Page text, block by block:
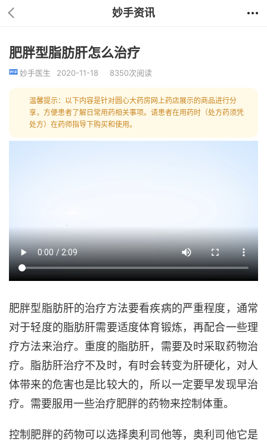
妙手资讯
肥胖型脂肪肝怎么治疗
妙手医生 2020-11-18 8350次阅读
温馨提示：以下内容是针对圆心大药房网上药店展示的商品进行分
享，方便患者了解日常用药相关事项。请患者在用药时（处方药须凭
处方）在药师指导下购买和使用。
肥胖型脂肪肝的治疗方法要看疾病的严重程度，通常
对于轻度的脂肪肝需要适度体育锻炼，再配合一些理
疗方法来治疗。重度的脂肪肝，需要及时采取药物治
疗。脂肪肝治疗不及时，有时会转变为肝硬化，对人
体带来的危害也是比较大的，所以一定要早发现早治
疗。需要服用一些治疗肥胖的药物来控制体重。
控制肥胖的药物可以选择奥利司他等，奥利司他它是